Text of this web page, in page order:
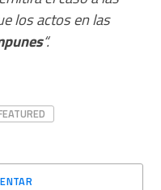
los actos en las
“.